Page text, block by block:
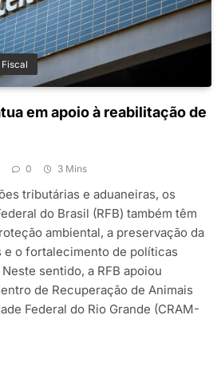
em apoio à reabilitação de
0 3 Mins
tributárias e aduaneiras, os
do Brasil (RFB) também têm
ambiental, a preservação da
e o fortalecimento de políticas
sentido, a RFB apoiou
de Recuperação de Animais
Federal do Rio Grande (CRAM-